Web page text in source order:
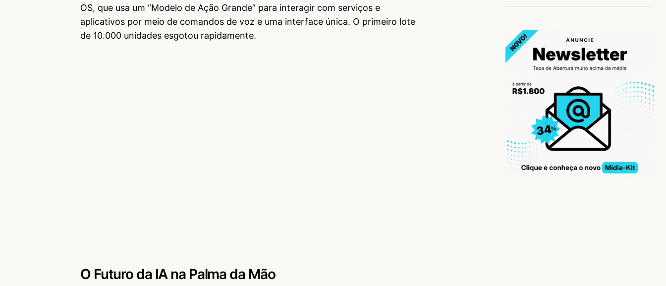
OS, que usa um “Modelo de Ação Grande” para interagir com serviços e
aplicativos por meio de comandos de voz e uma interface única. O primeiro lote
de 10.000 unidades esgotou rapidamente.
O Futuro da IA na Palma da Mão